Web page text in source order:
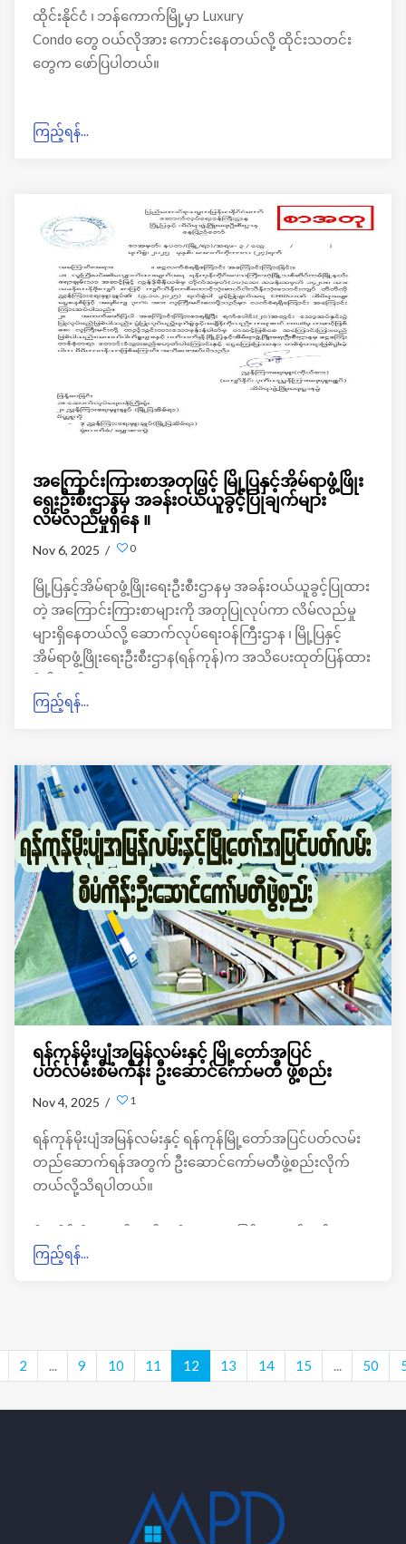
ထိုင်းနိုင်ငံ ၊ ဘန်ကောက်မြို့မှာ Luxury
Condo တွေ ဝယ်လိုအား ကောင်းနေတယ်လို့ ထိုင်းသတင်း
တွေက ဖော်ပြပါတယ်။
ကြည့်ရန်...
အကြောင်းကြားစာအတုဖြင့် မြို့ပြနှင့်အိမ်ရာဖွံ့ဖြိုး
ရေးဦးစီးဌာနမှ အခန်းဝယ်ယူခွင့်ပြုချက်များ
လိမ်လည်မှုရှိနေ ။
Nov 6, 2025 / 0
မြို့ပြနှင့်အိမ်ရာဖွံ့ဖြိုးရေးဦးစီးဌာနမှ အခန်းဝယ်ယူခွင့်ပြုထား
တဲ့ အကြောင်းကြားစာများကို အတုပြုလုပ်ကာ လိမ်လည်မှု
များရှိနေတယ်လို့ ဆောက်လုပ်ရေးဝန်ကြီးဌာန ၊ မြို့ပြနှင့်
အိမ်ရာဖွံ့ဖြိုးရေးဦးစီးဌာန(ရန်ကုန်)က အသိပေးထုတ်ပြန်ထား
ကြည့်ရန်...
ရန်ကုန်မိုးပျံအမြန်လမ်းနှင့် မြို့တော်အပြင်
ပတ်လမ်းစီမံကိန်း ဦးဆောင်ကော်မတီ ဖွဲ့စည်း
Nov 4, 2025 / 1
ရန်ကုန်မိုးပျံအမြန်လမ်းနှင့် ရန်ကုန်မြို့တော်အပြင်ပတ်လမ်း
တည်ဆောက်ရန်အတွက် ဦးဆောင်ကော်မတီဖွဲ့စည်းလိုက်
တယ်လို့သိရပါတယ်။
ဝန်ကြီး၊ အဖွဲ့ဝင်များအနေဖြင့် ရန်ကုန်တိုင်းဝန်ကြီးချုပ်၊
လို့လည်းဆိုပါတယ်။
ကြည့်ရန်...
2 ... 9 10 11 12 13 14 15 ... 50